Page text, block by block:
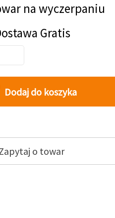
na wyczerpaniu
Gratis
Dodaj do koszyka
o towar